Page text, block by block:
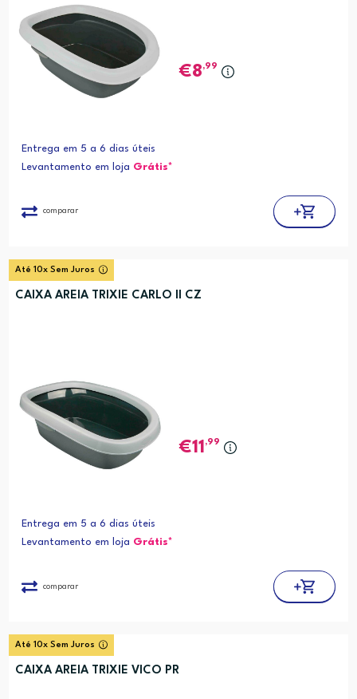
8,99
Entrega em 5 a 6 dias úteis
Levantamento em loja Grátis*
comparar
Até 10x Sem Juros
CAIXA AREIA TRIXIE CARLO II CZ
11 ,99
Entrega em 5 a 6 dias úteis
Levantamento em loja Grátis*
comparar
Até 10x Sem Juros
CAIXA AREIA TRIXIE VICO PR